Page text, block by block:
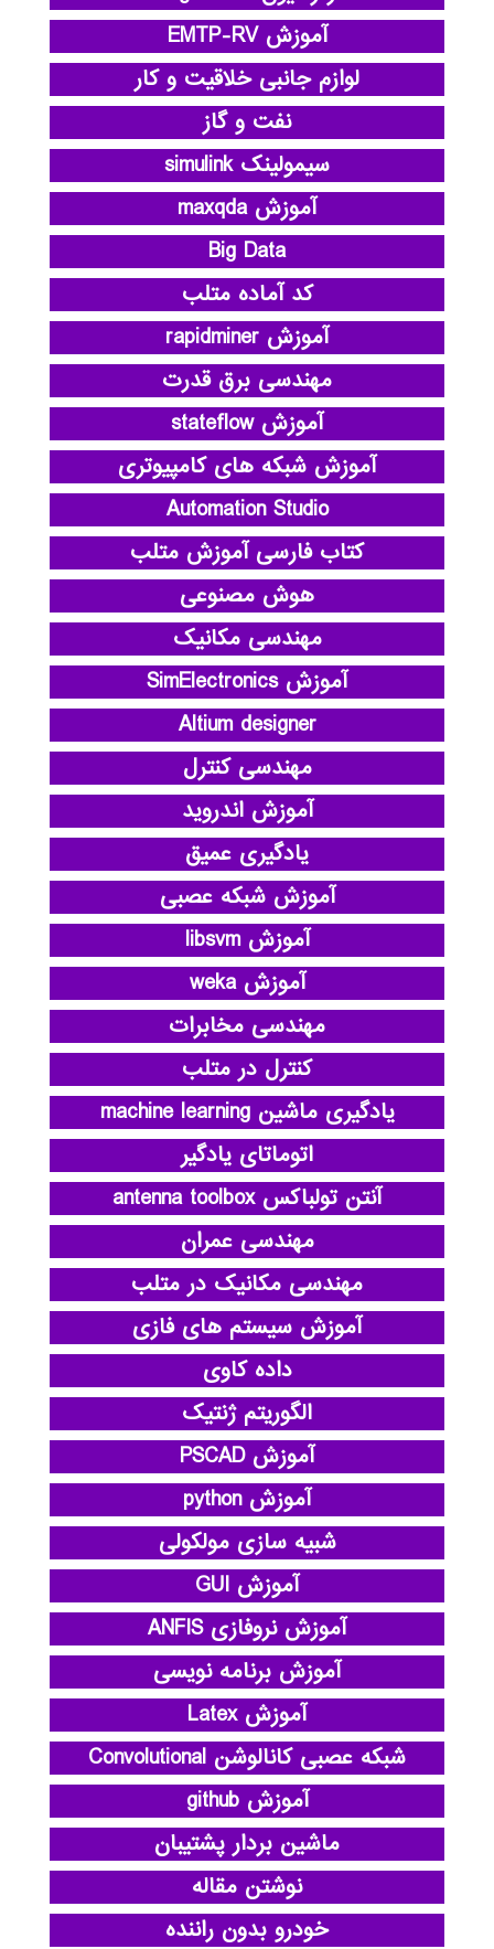
آموزش EMTP-RV
لوازم جانبی خلاقیت و کار
نفت و گاز
سیمولینک simulink
آموزش maxqda
Big Data
کد آماده متلب
آموزش rapidminer
مهندسی برق قدرت
آموزش stateflow
آموزش شبکه های کامپیوتری
Automation Studio
کتاب فارسی آموزش متلب
هوش مصنوعی
مهندسی مکانیک
آموزش SimElectronics
Altium designer
مهندسی کنترل
آموزش اندروید
یادگیری عمیق
آموزش شبکه عصبی
آموزش libsvm
آموزش weka
مهندسی مخابرات
کنترل در متلب
یادگیری ماشین machine learning
اتوماتای یادگیر
آنتن تولباکس antenna toolbox
مهندسی عمران
مهندسی مکانیک در متلب
آموزش سیستم های فازی
داده کاوی
الگوریتم ژنتیک
آموزش PSCAD
آموزش python
شبیه سازی مولکولی
آموزش GUI
آموزش نروفازی ANFIS
آموزش برنامه نویسی
آموزش Latex
شبکه عصبی کانالوشن Convolutional
آموزش github
ماشین بردار پشتیبان
نوشتن مقاله
خودرو بدون راننده